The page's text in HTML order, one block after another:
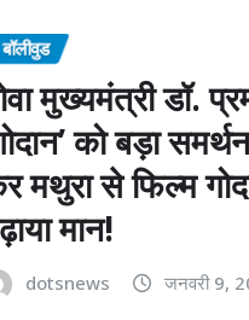
बॉलीवुड
मुख्यमंत्री डॉ.
को बड़ा
मथुरा से फिल्म
मान!
dotsnews जनवरी 9,